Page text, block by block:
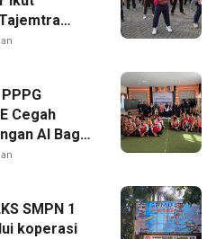
AI Bagi
SMPN 1
koperasi